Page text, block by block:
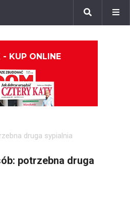
- KUP ONLINE
druga sypialnia
potrzebna druga